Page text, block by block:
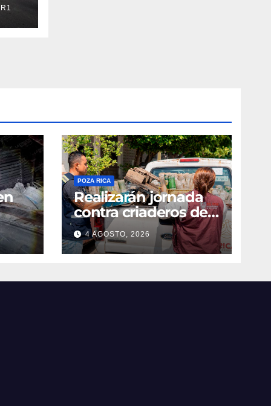
POZA RICA
Realizarán jornada
contra criaderos del
dengue
4 AGOSTO, 2026